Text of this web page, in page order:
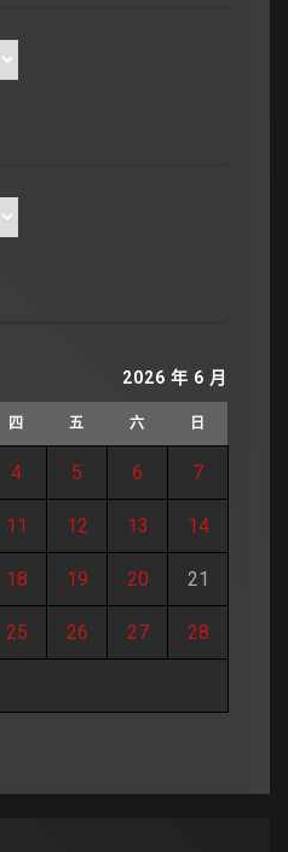
2026 年 6 月
四 五 六 日
4 5 6 7
11 12 13 14
18 19 20 21
25 26 27 28